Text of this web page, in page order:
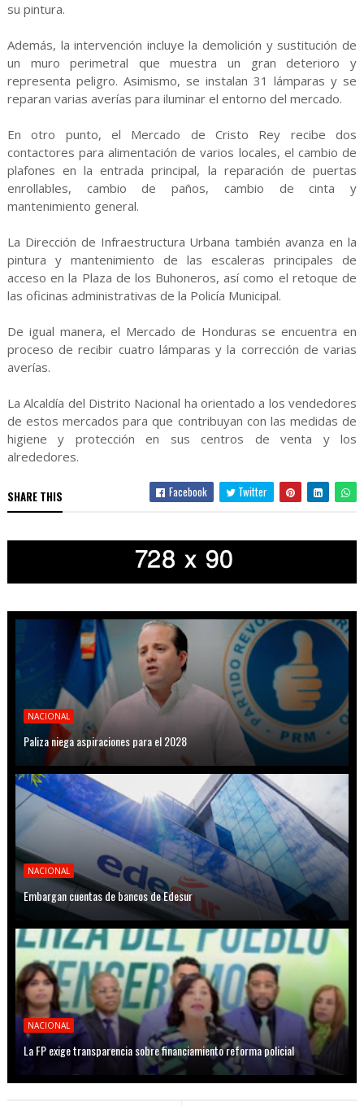
su pintura.
Además, la intervención incluye la demolición y sustitución de
un muro perimetral que muestra un gran deterioro y
representa peligro. Asimismo, se instalan 31 lámparas y se
reparan varias averías para iluminar el entorno del mercado.
En otro punto, el Mercado de Cristo Rey recibe dos
contactores para alimentación de varios locales, el cambio de
plafones en la entrada principal, la reparación de puertas
enrollables, cambio de paños, cambio de cinta y
mantenimiento general.
La Dirección de Infraestructura Urbana también avanza en la
pintura y mantenimiento de las escaleras principales de
acceso en la Plaza de los Buhoneros, así como el retoque de
las oficinas administrativas de la Policía Municipal.
De igual manera, el Mercado de Honduras se encuentra en
proceso de recibir cuatro lámparas y la corrección de varias
averías.
La Alcaldía del Distrito Nacional ha orientado a los vendedores
de estos mercados para que contribuyan con las medidas de
higiene y protección en sus centros de venta y los
alrededores.
SHARE THIS Facebook Twitter
NACIONAL
Paliza niega aspiraciones para el 2028
NACIONAL
Embargan cuentas de bancos de Edesur
NACIONAL
La FP exige transparencia sobre financiamiento reforma policial